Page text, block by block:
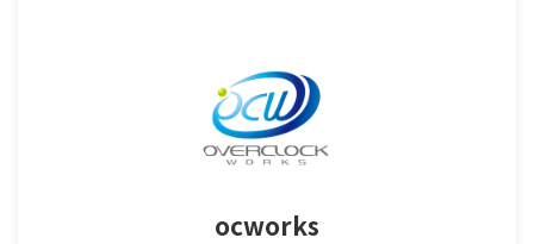
ocworks